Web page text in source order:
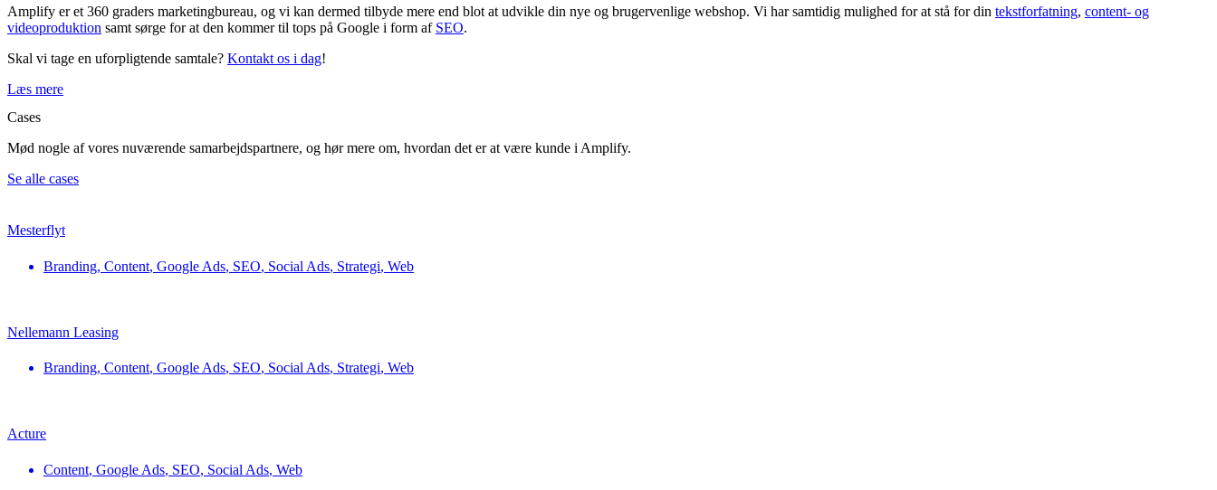
Amplify er et 360 graders marketingbureau, og vi kan dermed tilbyde mere end blot at udvikle din nye og brugervenlige webshop. Vi har samtidig mulighed for at stå for din tekstforfatning, content- og
videoproduktion samt sørge for at den kommer til tops på Google i form af SEO.
Skal vi tage en uforpligtende samtale? Kontakt os i dag!
Læs mere
Cases
Mød nogle af vores nuværende samarbejdspartnere, og hør mere om, hvordan det er at være kunde i Amplify.
Se alle cases
Mesterflyt
Branding, Content, Google Ads, SEO, Social Ads, Strategi, Web
Nellemann Leasing
Branding, Content, Google Ads, SEO, Social Ads, Strategi, Web
Acture
Content, Google Ads, SEO, Social Ads, Web